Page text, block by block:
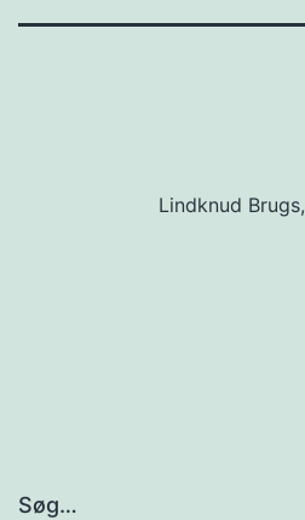
Lindknud
Søg…